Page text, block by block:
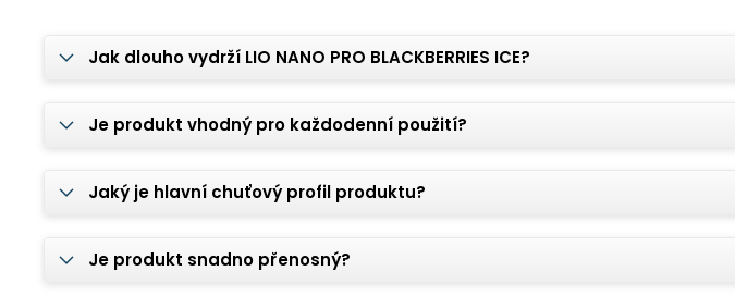
Jak dlouho vydrží LIO NANO PRO BLACKBERRIES ICE?
Je produkt vhodný pro každodenní použití?
Jaký je hlavní chuťový profil produktu?
Je produkt snadno přenosný?